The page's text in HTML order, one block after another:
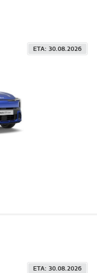
ETA: 30.08.2026
ETA: 30.08.2026